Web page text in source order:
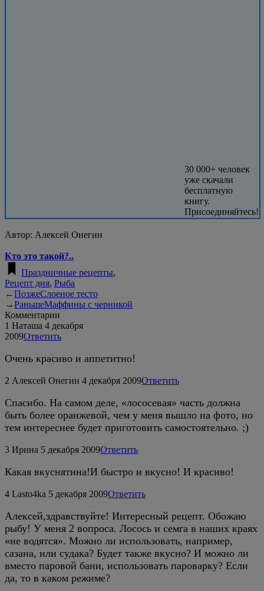
30 000+ человек
уже скачали
бесплатную
книгу.
Присоединяйтесь!
Автор: Алексей Онегин
Кто это такой?..
Праздничные рецепты,
Рецепт дня, Рыба
←ПозжеСлоеное тесто
→РаньшеМаффины с черникой
Комментарии
1 Наташа 4 декабря
2009Ответить
Очень красиво и аппетитно!
2 Алексей Онегин 4 декабря 2009Ответить
Спасибо. На самом деле, «лососевая» часть должна
быть более оранжевой, чем у меня вышло на фото, но
тем интереснее будет приготовить самостоятельно. ;)
3 Ирина 5 декабря 2009Ответить
Какая вкуснятина!И быстро и вкусно! И красиво!
4 Lasto4ka 5 декабря 2009Ответить
Алексей,здравствуйте! Интересный рецепт. Обожаю
рыбу! У меня 2 вопроса. Лосось и семга в наших краях
«не водятся». Можно ли использовать, например,
сазана, или судака? Будет также вкусно? И можно ли
вместо паровой бани, использовать пароварку? Если
да, то в каком режиме?